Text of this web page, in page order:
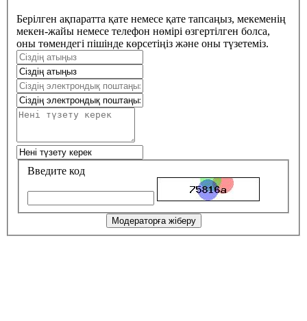
Берілген ақпаратта қате немесе қате тапсаңыз, мекеменің
мекен-жайы немесе телефон нөмірі өзгертілген болса,
оны төмендегі пішінде көрсетіңіз және оны түзетеміз.
Введите код
Модераторға жіберу